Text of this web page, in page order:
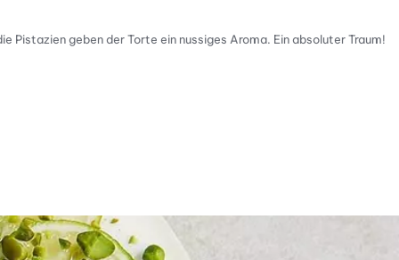
Pistazien geben der Torte ein nussiges Aroma. Ein absoluter Traum!